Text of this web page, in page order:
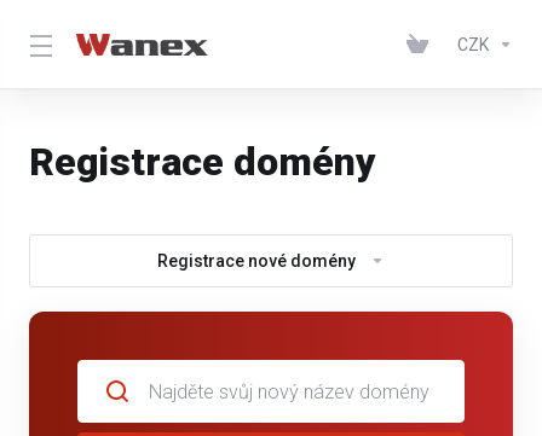
CZK
Registrace domény
Registrace nové domény